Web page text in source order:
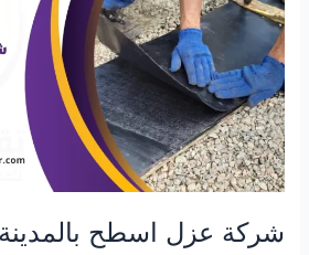
شركة عزل اسطح بالمدينة